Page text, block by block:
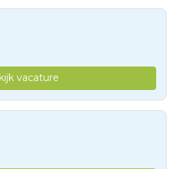
vacature